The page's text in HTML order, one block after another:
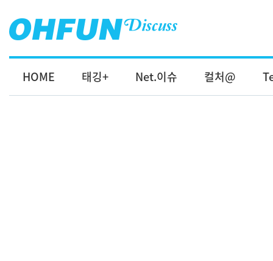
HOME 태깅+ Net.이슈 컬처@